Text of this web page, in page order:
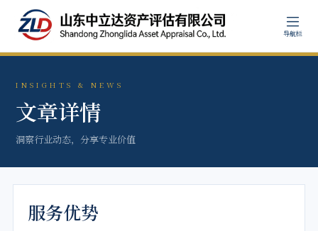
导航栏
INSIGHTS & NEWS
文章详情
洞察行业动态，分享专业价值
服务优势